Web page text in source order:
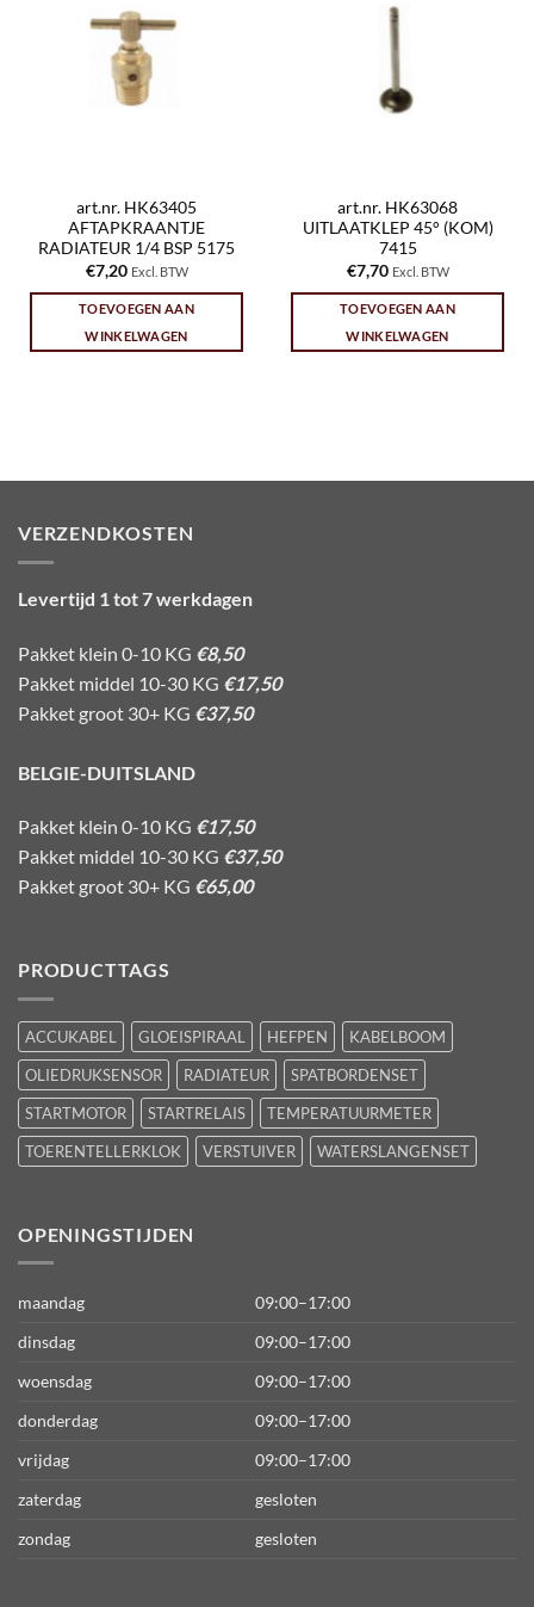
art.nr. HK63405
AFTAPKRAANTJE
RADIATEUR 1/4 BSP 5175
€7,20 Excl. BTW
TOEVOEGEN AAN
WINKELWAGEN
art.nr. HK63068
UITLAATKLEP 45° (KOM)
7415
€7,70 Excl. BTW
TOEVOEGEN AAN
WINKELWAGEN
VERZENDKOSTEN
Levertijd 1 tot 7 werkdagen
Pakket klein 0-10 KG €8,50
Pakket middel 10-30 KG €17,50
Pakket groot 30+ KG €37,50
BELGIE-DUITSLAND
Pakket klein 0-10 KG €17,50
Pakket middel 10-30 KG €37,50
Pakket groot 30+ KG €65,00
PRODUCTTAGS
ACCUKABEL GLOEISPIRAAL HEFPEN
KABELBOOM
OLIEDRUKSENSOR
RADIATEUR
SPATBORDENSET
STARTMOTOR
STARTRELAIS
TEMPERATUURMETER
TOERENTELLERKLOK
VERSTUIVER WATERSLANGENSET
OPENINGSTIJDEN
maandag
09:00–17:00
dinsdag
09:00–17:00
woensdag
09:00–17:00
donderdag
09:00–17:00
vrijdag
09:00–17:00
zaterdag
gesloten
zondag
gesloten